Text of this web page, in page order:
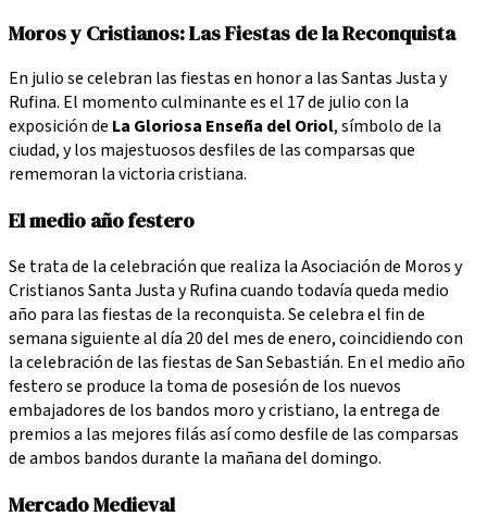
Moros y Cristianos: Las Fiestas de la Reconquista
En julio se celebran las fiestas en honor a las Santas Justa y
Rufina. El momento culminante es el 17 de julio con la
exposición de La Gloriosa Enseña del Oriol, símbolo de la
ciudad, y los majestuosos desfiles de las comparsas que
rememoran la victoria cristiana.
El medio año festero
Se trata de la celebración que realiza la Asociación de Moros y
Cristianos Santa Justa y Rufina cuando todavía queda medio
año para las fiestas de la reconquista. Se celebra el fin de
semana siguiente al día 20 del mes de enero, coincidiendo con
la celebración de las fiestas de San Sebastián. En el medio año
festero se produce la toma de posesión de los nuevos
embajadores de los bandos moro y cristiano, la entrega de
premios a las mejores filás así como desfile de las comparsas
de ambos bandos durante la mañana del domingo.
Mercado Medieval